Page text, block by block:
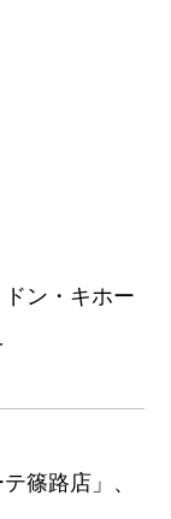
ン・キホー
篠路店」、